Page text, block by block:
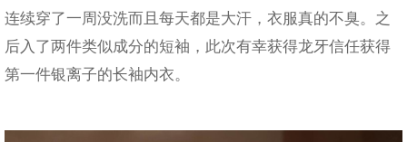
连续穿了一周没洗而且每天都是大汗，衣服真的不臭。之
后入了两件类似成分的短袖，此次有幸获得龙牙信任获得
第一件银离子的长袖内衣。